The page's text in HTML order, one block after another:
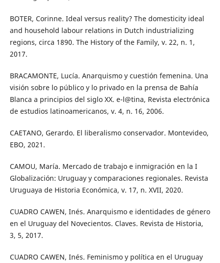
BOTER, Corinne. Ideal versus reality? The domesticity ideal
and household labour relations in Dutch industrializing
regions, circa 1890. The History of the Family, v. 22, n. 1,
2017.
BRACAMONTE, Lucía. Anarquismo y cuestión femenina. Una
visión sobre lo público y lo privado en la prensa de Bahía
Blanca a principios del siglo XX. e-l@tina, Revista electrónica
de estudios latinoamericanos, v. 4, n. 16, 2006.
CAETANO, Gerardo. El liberalismo conservador. Montevideo,
EBO, 2021.
CAMOU, María. Mercado de trabajo e inmigración en la I
Globalización: Uruguay y comparaciones regionales. Revista
Uruguaya de Historia Económica, v. 17, n. XVII, 2020.
CUADRO CAWEN, Inés. Anarquismo e identidades de género
en el Uruguay del Novecientos. Claves. Revista de Historia,
3, 5, 2017.
CUADRO CAWEN, Inés. Feminismo y política en el Uruguay